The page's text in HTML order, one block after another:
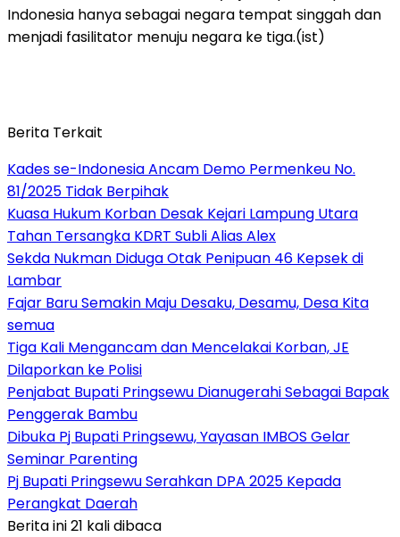
Indonesia hanya sebagai negara tempat singgah dan
menjadi fasilitator menuju negara ke tiga.(ist)
Berita Terkait
Kades se-Indonesia Ancam Demo Permenkeu No.
81/2025 Tidak Berpihak
Kuasa Hukum Korban Desak Kejari Lampung Utara
Tahan Tersangka KDRT Subli Alias Alex
Sekda Nukman Diduga Otak Penipuan 46 Kepsek di
Lambar
Fajar Baru Semakin Maju Desaku, Desamu, Desa Kita
semua
Tiga Kali Mengancam dan Mencelakai Korban, JE
Dilaporkan ke Polisi
Penjabat Bupati Pringsewu Dianugerahi Sebagai Bapak
Penggerak Bambu
Dibuka Pj Bupati Pringsewu, Yayasan IMBOS Gelar
Seminar Parenting
Pj Bupati Pringsewu Serahkan DPA 2025 Kepada
Perangkat Daerah
Berita ini 21 kali dibaca